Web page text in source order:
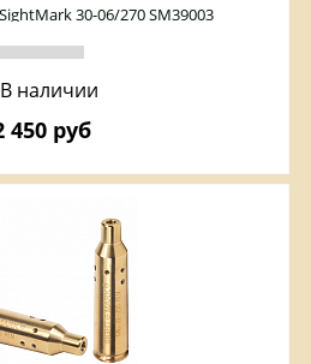
30-06/270 SM39003
В наличии
450 руб